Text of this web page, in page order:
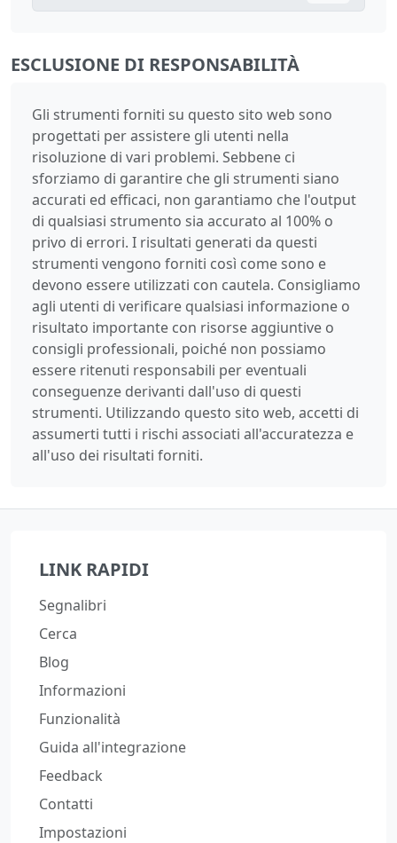
ESCLUSIONE DI RESPONSABILITÀ
Gli strumenti forniti su questo sito web sono
progettati per assistere gli utenti nella
risoluzione di vari problemi. Sebbene ci
sforziamo di garantire che gli strumenti siano
accurati ed efficaci, non garantiamo che l'output
di qualsiasi strumento sia accurato al 100% o
privo di errori. I risultati generati da questi
strumenti vengono forniti così come sono e
devono essere utilizzati con cautela. Consigliamo
agli utenti di verificare qualsiasi informazione o
risultato importante con risorse aggiuntive o
consigli professionali, poiché non possiamo
essere ritenuti responsabili per eventuali
conseguenze derivanti dall'uso di questi
strumenti. Utilizzando questo sito web, accetti di
assumerti tutti i rischi associati all'accuratezza e
all'uso dei risultati forniti.
LINK RAPIDI
Segnalibri
Cerca
Blog
Informazioni
Funzionalità
Guida all'integrazione
Feedback
Contatti
Impostazioni